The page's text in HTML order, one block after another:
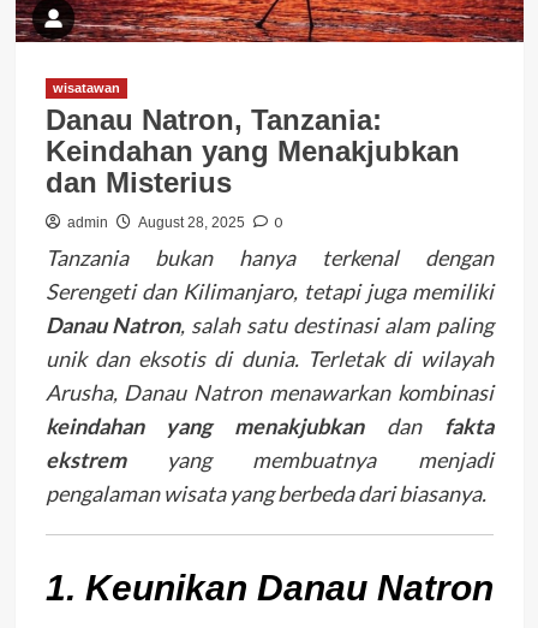
wisatawan
Danau Natron, Tanzania:
Keindahan yang Menakjubkan
dan Misterius
admin August 28, 2025 0
Tanzania bukan hanya terkenal dengan
Serengeti dan Kilimanjaro, tetapi juga memiliki
Danau Natron, salah satu destinasi alam paling
unik dan eksotis di dunia. Terletak di wilayah
Arusha, Danau Natron menawarkan kombinasi
keindahan yang menakjubkandan
fakta
ekstremyang membuatnya menjadi
pengalaman wisata yang berbeda dari biasanya.
1. Keunikan Danau Natron